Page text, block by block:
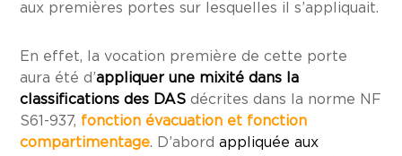
aux premières portes sur lesquelles il s’appliquait.
En effet, la vocation première de cette porte
aura été d’appliquer une mixité dans la
classifications des DAS décrites dans la norme NF
S61-937, fonction évacuation et fonction
compartimentage. D’abordappliquée aux